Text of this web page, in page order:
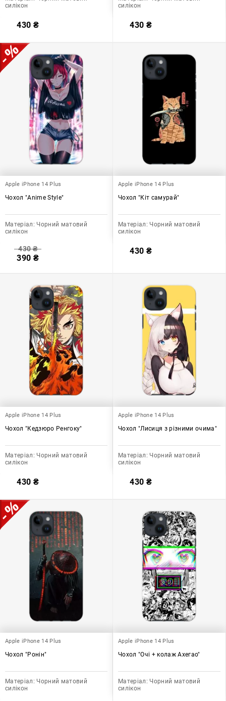
силікон
430 ₴
силікон
430 ₴
Apple iPhone 14 Plus
Чохол "Anime Style"
Матеріал: Чорний матовий
силікон
430₴
390 ₴
Apple iPhone 14 Plus
Чохол "Кіт самурай"
Матеріал: Чорний матовий
силікон
430 ₴
Apple iPhone 14 Plus
Чохол "Кедзюро Ренгоку"
Матеріал: Чорний матовий
силікон
430 ₴
Apple iPhone 14 Plus
Чохол "Лисиця з різними очима"
Матеріал: Чорний матовий
силікон
430 ₴
Apple iPhone 14 Plus
Чохол "Ронін"
Матеріал: Чорний матовий
силікон
Apple iPhone 14 Plus
Чохол "Очі + колаж Ахегао"
Матеріал: Чорний матовий
силікон